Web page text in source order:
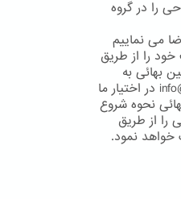
را در گروه
می نماییم
را از طریق
بهائی به
آدرس info@aeenebahai.org در اختیار ما
نحوه شروع
را از طریق
خواهد نمود.